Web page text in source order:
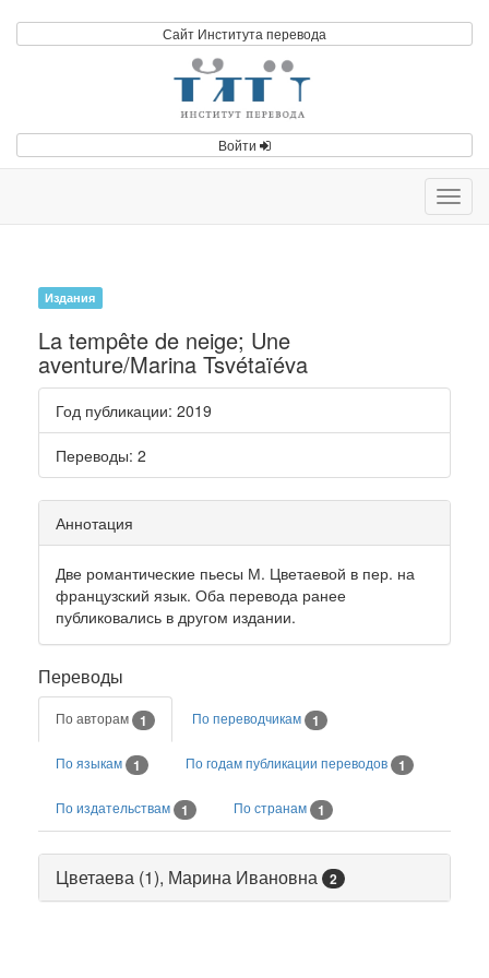
Сайт Института перевода
Войти
Издания
La tempête de neige; Une
aventure/Marina Tsvétaïéva
Год публикации: 2019
Переводы: 2
Аннотация
Две романтические пьесы М. Цветаевой в пер. на
французский язык. Оба перевода ранее
публиковались в другом издании.
Переводы
По авторам 1 По переводчикам 1
По языкам 1 По годам публикации переводов 1
По издательствам 1 По странам 1
Цветаева (1), Марина Ивановна 2